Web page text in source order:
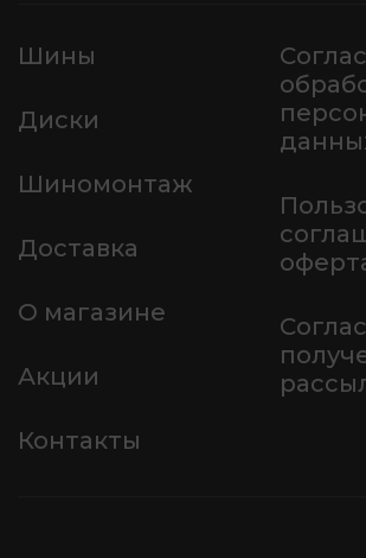
Шины
Диски
Шиномонтаж
Доставка
О магазине
Акции
Контакты